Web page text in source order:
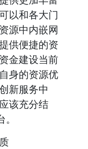
以和各大门
源中内嵌网
供便捷的资
金建设当前
身的资源优
新服务中
该充分结